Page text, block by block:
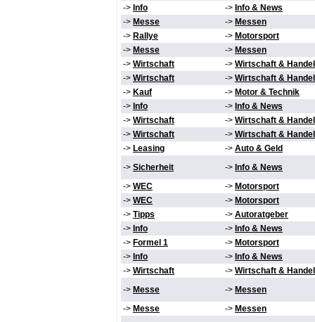
-> Info -> Info & News
-> Messe -> Messen
-> Rallye -> Motorsport
-> Messe -> Messen
-> Wirtschaft -> Wirtschaft & Handel
-> Wirtschaft -> Wirtschaft & Handel
-> Kauf -> Motor & Technik
-> Info -> Info & News
-> Wirtschaft -> Wirtschaft & Handel
-> Wirtschaft -> Wirtschaft & Handel
-> Leasing -> Auto & Geld
-> Sicherheit -> Info & News
-> WEC -> Motorsport
-> WEC -> Motorsport
-> Tipps -> Autoratgeber
-> Info -> Info & News
-> Formel 1 -> Motorsport
-> Info -> Info & News
-> Wirtschaft -> Wirtschaft & Handel
-> Messe -> Messen
-> Messe -> Messen